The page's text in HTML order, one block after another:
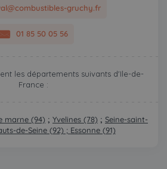
gruchy.fr
01 85 50 05 56
les départements suivants d'Ile-de-
France :
marne (94) ; Yvelines (78) ; Seine-saint-
de-Seine (92) ; Essonne (91)